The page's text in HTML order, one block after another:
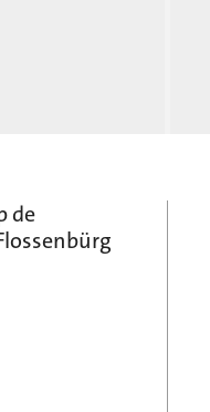
de